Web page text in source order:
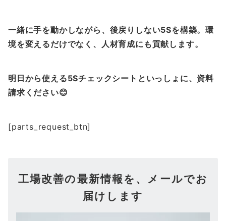
一緒に手を動かしながら、後戻りしない5Sを構築。環
境を変えるだけでなく、人材育成にも貢献します。
明日から使える5Sチェックシートといっしょに、資料
請求ください😊
[parts_request_btn]
工場改善の最新情報を、メールでお
届けします